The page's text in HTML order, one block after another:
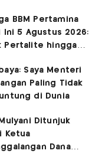
2026
BBM Pertamina
Ini 5 Agustus 2026:
Pertalite hingga
Saya Menteri
Paling Tidak
di Dunia
Ditunjuk
Ketua
Dana